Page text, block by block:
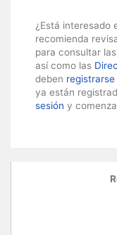
¿Está interesado
recomienda
para consultar
así como las
deben registrarse
ya están
sesión y